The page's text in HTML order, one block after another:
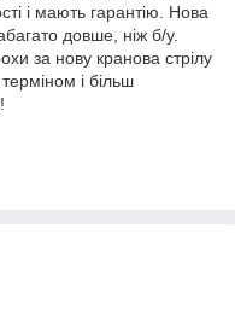
і мають гарантію. Нова
довше, ніж б/у.
за нову кранова стрілу
і більш